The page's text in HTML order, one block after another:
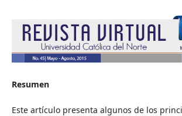
Resumen
Este artículo presenta algunos de los